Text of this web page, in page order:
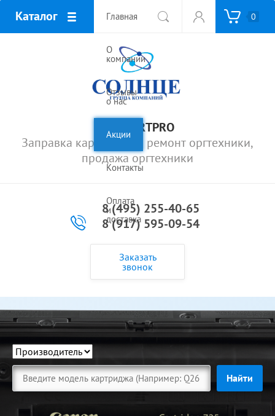
Каталог Главная
О
компании
Отзывы
о нас
Акции
Контакты
Оплата
и
доставка
0
SUNCARTPRO
Заправка картриджей, ремонт оргтехники,
продажа оргтехники
8 (495) 255-40-65
8 (917) 595-09-54
Заказать
звонок
Найти